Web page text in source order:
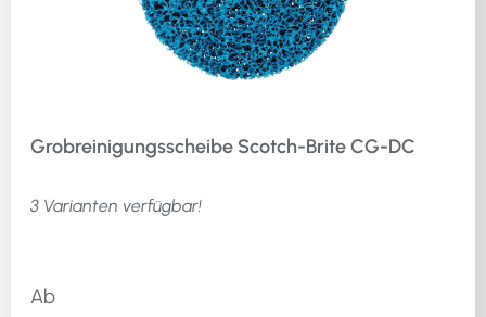
Grobreinigungsscheibe Scotch-Brite CG-DC
3 Varianten verfügbar!
Ab